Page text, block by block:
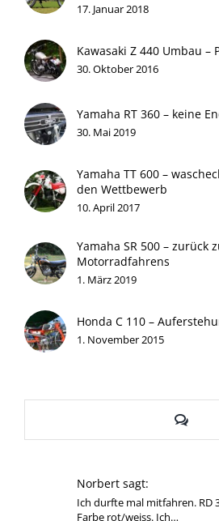
17. Januar 2018
Kawasaki Z 440 Umbau –
30. Oktober 2016
Yamaha RT 360 – keine
30. Mai 2019
Yamaha TT 600 –
den Wettbewerb
10. April 2017
Yamaha SR 500 – zurück
Motorradfahrens
1. März 2019
Honda C 110 –
1. November 2015
Norbert sagt:
Ich durfte mal mitfahren. RD
Farbe rot/weiss. Ich…